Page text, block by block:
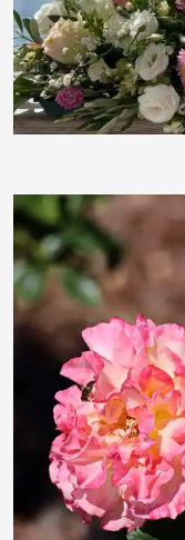
celkcelkcelk
moorhenne